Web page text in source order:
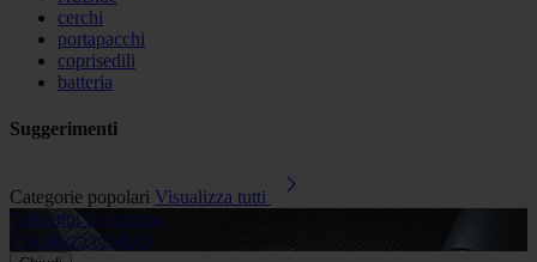
cerchi
portapacchi
coprisedili
batteria
Suggerimenti
Categorie popolari Visualizza tutti
Tappetini in gomma
Visualizza prodotti